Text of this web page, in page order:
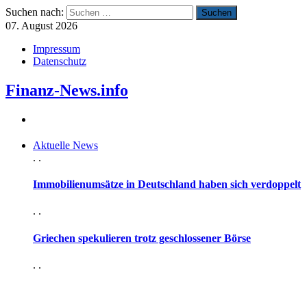
Suchen nach:
07. August 2026
Impressum
Datenschutz
Finanz-News.info
Aktuelle News
. .
Immobilienumsätze in Deutschland haben sich verdoppelt
. .
Griechen spekulieren trotz geschlossener Börse
. .